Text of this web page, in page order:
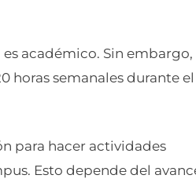
académico. Sin embargo,
horas semanales durante el
para hacer actividades
Esto depende del